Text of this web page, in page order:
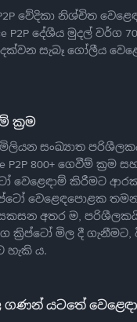
වේදිකා නිශ්චිත
P2P දේශීය මුදල් වර්ග
සැබෑ ගෝලීය
ක්‍රම
සංඛ්‍යාත
P2P 800+ ගෙවීම් ක්‍රම
වෙළෙඳාම් කිරීමට
වෙළෙඳපොළක
සකසන අතර ම,
ක්‍රිප්ටෝ මිල දී
හැකි ය.
ගණන් යටතේ